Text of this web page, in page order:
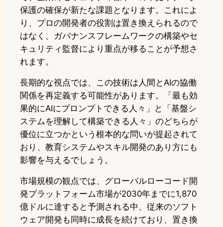
保護の確保が新たな課題となります。これによ
り、プロの開発者の役割は置き換えられるので
はなく、ガバナンスフレームワークの構築やセ
キュリティ監督により重点が移ることが予想さ
れます。
長期的な視点では、この技術は人間とAIの協働
関係を再定義する可能性があります。「最も効
果的にAIにプロンプトできる人々」と「基盤シ
ステムを理解して構築できる人々」のどちらが
優位に立つかという根本的な問いが提起されて
おり、教育システムやスキル開発のあり方にも
影響を与えるでしょう。
市場規模の観点では、グローバルローコード開
発プラットフォーム市場が2030年までに1,870
億ドルに達すると予測される中、従来のソフト
ウェア開発も同時に成長を続けており、置き換